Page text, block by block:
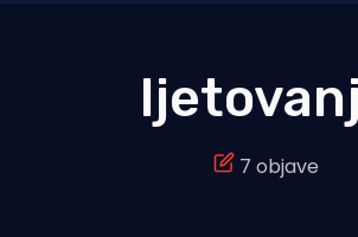
7 objave